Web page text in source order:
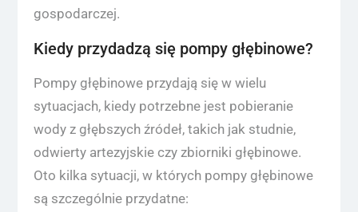
gospodarczej.
Kiedy przydadzą się pompy głębinowe?
Pompy głębinowe przydają się w wielu
sytuacjach, kiedy potrzebne jest pobieranie
wody z głębszych źródeł, takich jak studnie,
odwierty artezyjskie czy zbiorniki głębinowe.
Oto kilka sytuacji, w których pompy głębinowe
są szczególnie przydatne: